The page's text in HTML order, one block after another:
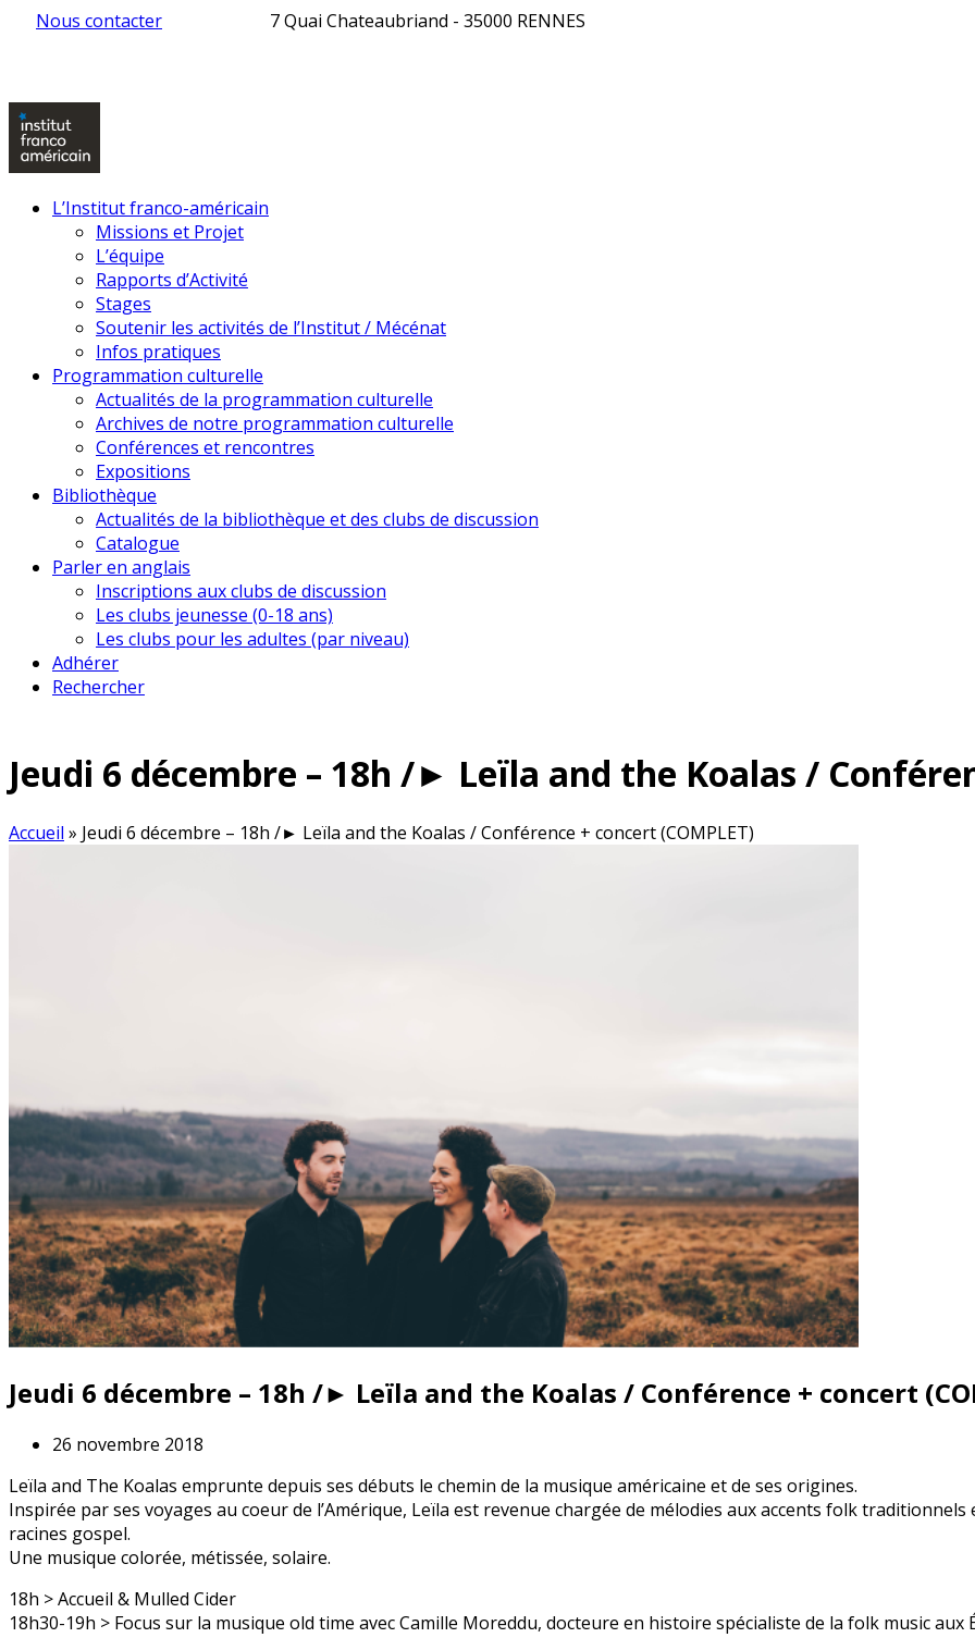
Nous contacter
7 Quai Chateaubriand - 35000 RENNES
L’Institut franco-américain
Missions et Projet
L’équipe
Rapports d’Activité
Stages
Soutenir les activités de l’Institut / Mécénat
Infos pratiques
Programmation culturelle
Actualités de la programmation culturelle
Archives de notre programmation culturelle
Conférences et rencontres
Expositions
Bibliothèque
Actualités de la bibliothèque et des clubs de discussion
Catalogue
Parler en anglais
Inscriptions aux clubs de discussion
Les clubs jeunesse (0-18 ans)
Les clubs pour les adultes (par niveau)
Adhérer
Rechercher
Jeudi 6 décembre – 18h /► Leïla and the Koalas /
Accueil » Jeudi 6 décembre – 18h /► Leïla and the Koalas / Conférence + concert (COMPLET)
Jeudi 6 décembre – 18h /► Leïla and the Koalas / Conférence + concert
26 novembre 2018
Leïla and The Koalas emprunte depuis ses débuts le chemin de la musique américaine et de ses origines.
Inspirée par ses voyages au coeur de l’Amérique, Leïla est revenue chargée de mélodies aux accents folk
racines gospel.
Une musique colorée, métissée, solaire.
18h > Accueil & Mulled Cider
18h30-19h > Focus sur la musique old time avec Camille Moreddu, docteure en histoire spécialiste de la folk music aux